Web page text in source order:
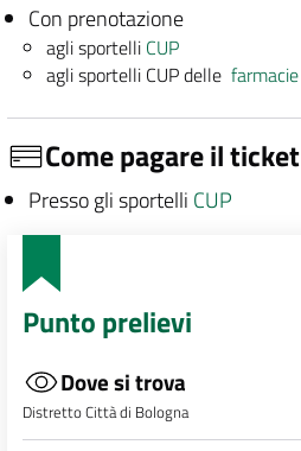
Con prenotazione
agli sportelli CUP
agli sportelli CUP dellefarmacie
Come pagare il ticket
Presso gli sportelli CUP
Punto prelievi
Dove si trova
Distretto Città di Bologna